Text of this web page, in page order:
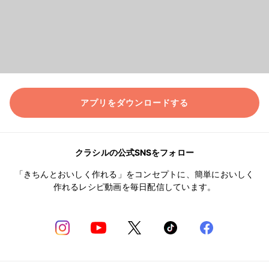
アプリをダウンロードする
クラシルの公式SNSをフォロー
「きちんとおいしく作れる」をコンセプトに、簡単においしく
作れるレシピ動画を毎日配信しています。